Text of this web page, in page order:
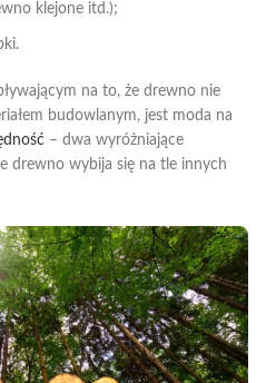
klejone itd.);
na to, że drewno nie
budowlanym, jest moda na
– dwa wyróżniające
drewno wybija się na tle innych